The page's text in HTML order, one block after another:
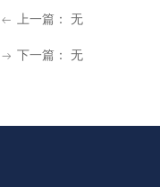
ꂃ 上一篇： 无
ꁹ 下一篇： 无